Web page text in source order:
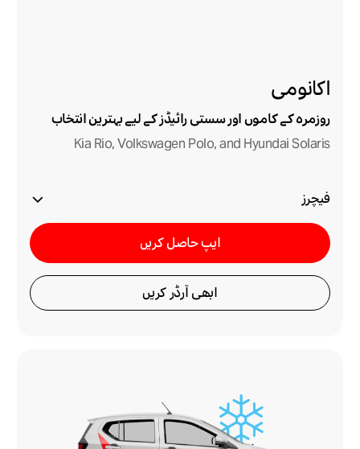
اکانومی
روزمرہ کے کاموں اور سستی رائیڈز کے لیے بہترین انتخاب
Kia Rio, Volkswagen Polo, and Hyundai Solaris
فیچرز
ایپ حاصل کریں
ابھی آرڈر کریں